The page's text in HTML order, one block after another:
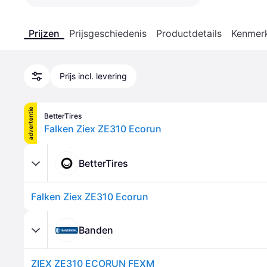
Prijzen Prijsgeschiedenis Productdetails
Prijs incl. levering
advertentie BetterTires
Falken Ziex ZE310 Ecorun
BetterTires
Falken Ziex ZE310 Ecorun
Banden
ZIEX ZE310 ECORUN FEXM